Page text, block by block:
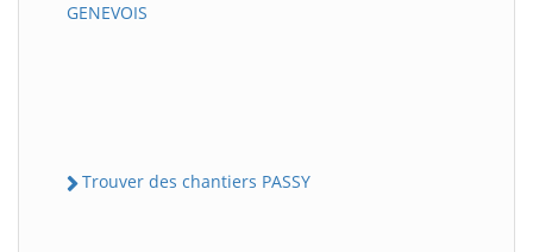
GENEVOIS
Trouver des chantiers PASSY